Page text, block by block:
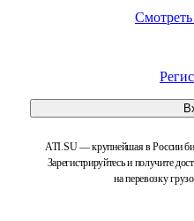
ATI.SU — крупнейшая в России
Зарегистрируйтесь и получите
на перевозку